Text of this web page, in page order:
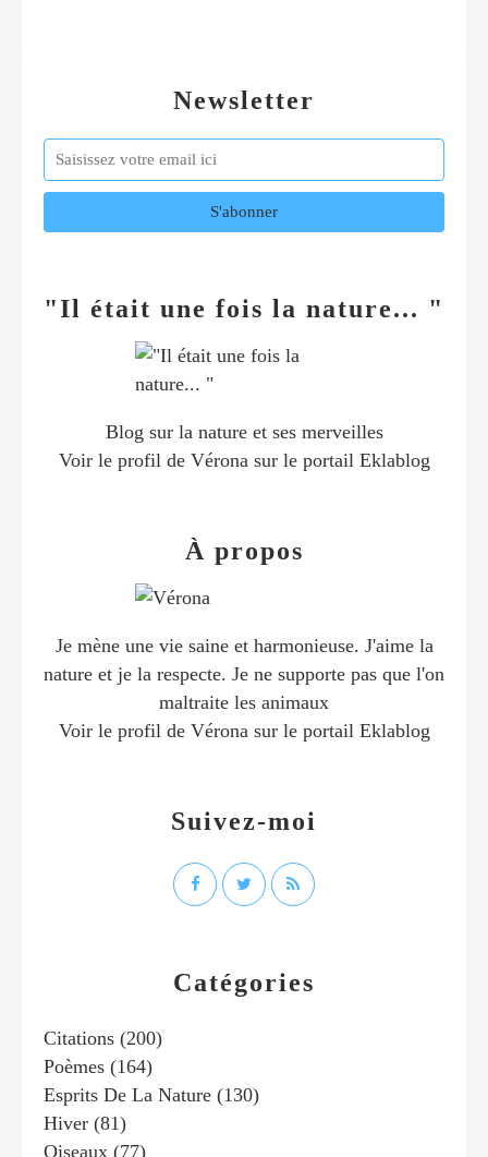
Newsletter
Catégories
Citations (200)
Poèmes (164)
Esprits De La Nature (130)
Hiver (81)
Oiseaux (77)
"Il était une fois la nature... "
Blog sur la nature et ses merveilles
Voir le profil de Vérona sur le portail Eklablog
Suivez-moi
À propos
Je mène une vie saine et harmonieuse. J'aime la
nature et je la respecte. Je ne supporte pas que l'on
maltraite les animaux
Voir le profil de Vérona sur le portail Eklablog